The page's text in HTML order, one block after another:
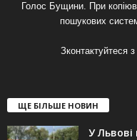
Голос Бущини. При
пошукових
Зконтактуйтеся
ЩЕ БІЛЬШЕ НОВИН
У Львові